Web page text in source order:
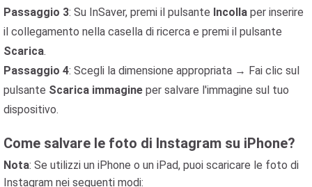
Passaggio 3: Su InSaver, premi il pulsante Incolla per inserire
il collegamento nella casella di ricerca e premi il pulsante
Scarica.
Passaggio 4: Scegli la dimensione appropriata → Fai clic sul
pulsante Scarica immagine per salvare l'immagine sul tuo
dispositivo.
Come salvare le foto di Instagram su iPhone?
Nota: Se utilizzi un iPhone o un iPad, puoi scaricare le foto di
Instagram nei seguenti modi: